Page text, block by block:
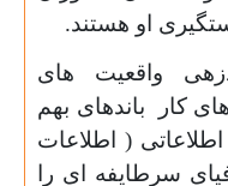
او هستند.
واقعیت های
کار باندهای بهم
( اطلاعات
سرطایفه ای را